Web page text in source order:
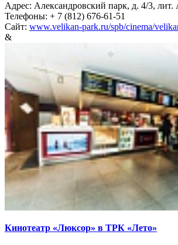
Адрес: Александровский парк, д. 4/3, лит.
Телефоны: + 7 (812) 676-61-51
Сайт: www.velikan-park.ru/spb/cinema/
&
Кинотеатр «Люксор» в ТРК «Лето»